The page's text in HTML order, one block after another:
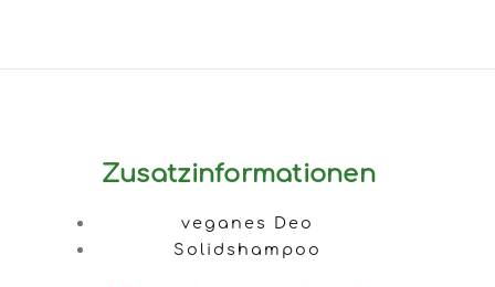
Zusatzinformationen
veganes Deo
Solidshampoo